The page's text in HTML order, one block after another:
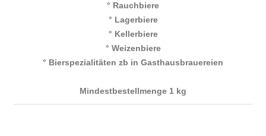
° Rauchbiere
° Lagerbiere
° Kellerbiere
° Weizenbiere
° Bierspezialitäten zb in Gasthausbrauereien
Mindestbestellmenge 1 kg